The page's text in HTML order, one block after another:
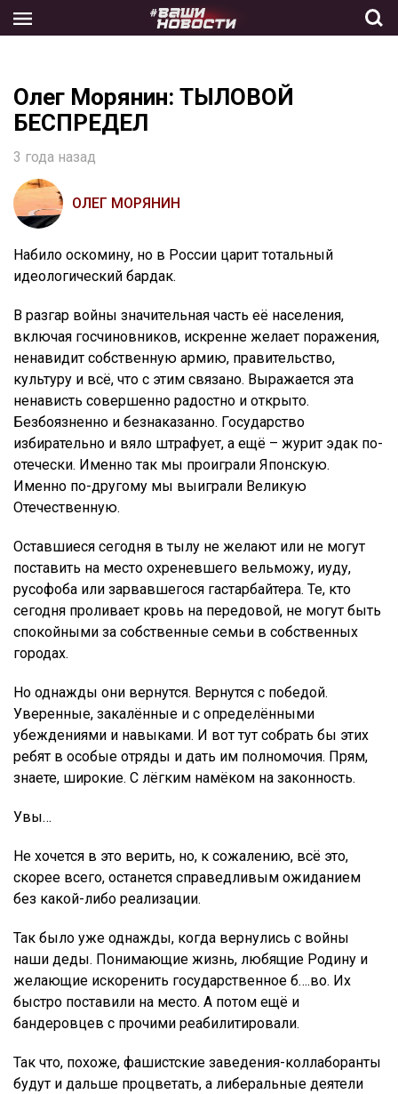
the
Олег Морянин: ТЫЛОВОЙ
БЕСПРЕДЕЛ
3 года назад
ОЛЕГ МОРЯНИН
Набило оскомину, но в России царит тотальный
идеологический бардак.
В разгар войны значительная часть её населения,
включая госчиновников, искренне желает поражения,
ненавидит собственную армию, правительство,
культуру и всё, что с этим связано. Выражается эта
ненависть совершенно радостно и открыто.
Безбоязненно и безнаказанно. Государство
избирательно и вяло штрафует, а ещё – журит эдак по-
отечески. Именно так мы проиграли Японскую.
Именно по-другому мы выиграли Великую
Отечественную.
Оставшиеся сегодня в тылу не желают или не могут
поставить на место охреневшего вельможу, иуду,
русофоба или зарвавшегося гастарбайтера. Те, кто
сегодня проливает кровь на передовой, не могут быть
спокойными за собственные семьи в собственных
городах.
Но однажды они вернутся. Вернутся с победой.
Уверенные, закалённые и с определёнными
убеждениями и навыками. И вот тут собрать бы этих
ребят в особые отряды и дать им полномочия. Прям,
знаете, широкие. С лёгким намёком на законность.
Увы…
Не хочется в это верить, но, к сожалению, всё это,
скорее всего, останется справедливым ожиданием
без какой-либо реализации.
Так было уже однажды, когда вернулись с войны
наши деды. Понимающие жизнь, любящие Родину и
желающие искоренить государственное б….во. Их
быстро поставили на место. А потом ещё и
бандеровцев с прочими реабилитировали.
Так что, похоже, фашистские заведения-коллаборанты
будут и дальше процветать, а либеральные деятели